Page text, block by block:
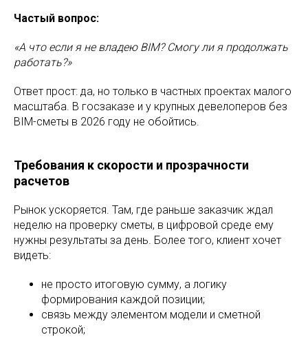
Частый вопрос:
«А что если я не владею BIM? Смогу ли я продолжать
работать?»
Ответ прост: да, но только в частных проектах малого
масштаба. В госзаказе и у крупных девелоперов без
BIM-сметы в 2026 году не обойтись.
Требования к скорости и прозрачности
расчетов
Рынок ускоряется. Там, где раньше заказчик ждал
неделю на проверку сметы, в цифровой среде ему
нужны результаты за день. Более того, клиент хочет
видеть:
не просто итоговую сумму, а логику
формирования каждой позиции;
связь между элементом модели и сметной
строкой;